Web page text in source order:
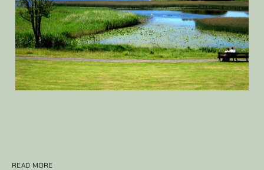
READ MORE